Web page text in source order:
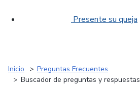
Presente su queja
Inicio
Preguntas Frecuentes
Buscador de preguntas y respuestas